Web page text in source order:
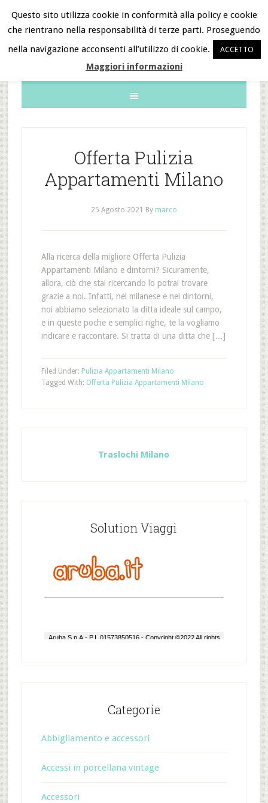
B&B Notizie
Offerta Pulizia
Appartamenti Milano
25 Agosto 2021 By marco
Alla ricerca della migliore Offerta Pulizia
Appartamenti Milano e dintorni? Sicuramente,
allora, ciò che stai ricercando lo potrai trovare
grazie a noi. Infatti, nel milanese e nei dintorni,
noi abbiamo selezionato la ditta ideale sul campo,
e in queste poche e semplici righe, te la vogliamo
indicare e raccontare. Si tratta di una ditta che […]
Filed Under: Pulizia Appartamenti Milano
Tagged With: Offerta Pulizia Appartamenti Milano
Traslochi Milano
Solution Viaggi
Categorie
Abbigliamento e accessori
Accessi in porcellana vintage
Accessori
Questo sito utilizza cookie in conformità alla policy e cookie
che rientrano nella responsabilità di terze parti. Proseguendo
nella navigazione acconsenti all’utilizzo di cookie.
ACCETTO
Maggiori informazioni